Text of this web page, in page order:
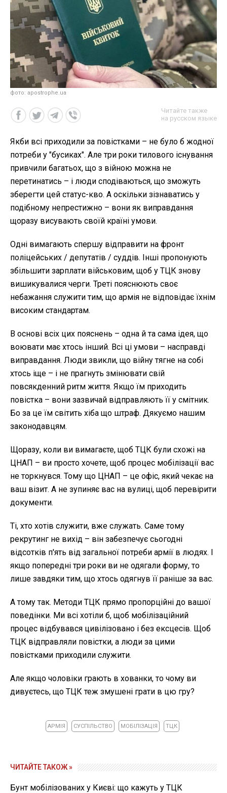
фото: apostrophe.ua
Читайте также
на русском языке
Якби всі приходили за повістками – не було б жодної
потреби у "бусиках". Але три роки тилового існування
привчили багатьох, що з війною можна не
перетинатись – і люди сподіваються, що зможуть
зберегти цей статус-кво. А оскільки зізнаватись у
подібному непрестижно – вони як виправдання
щоразу висувають своїй країні умови.
Одні вимагають спершу відправити на фронт
поліцейських / депутатів / суддів. Інші пропонують
збільшити зарплати військовим, щоб у ТЦК знову
вишикувалися черги. Треті пояснюють своє
небажання служити тим, що армія не відповідає їхнім
високим стандартам.
В основі всіх цих пояснень – одна й та сама ідея, що
воювати має хтось інший. Всі ці умови – насправді
виправдання. Люди звикли, що війну тягне на собі
хтось іще – і не прагнуть змінювати свій
повсякденний ритм життя. Якщо їм приходить
повістка – вони зазвичай відправляють її у смітник.
Бо за це їм світить хіба що штраф. Дякуємо нашим
законодавцям.
Щоразу, коли ви вимагаєте, щоб ТЦК були схожі на
ЦНАП – ви просто хочете, щоб процес мобілізації вас
не торкнувся. Тому що ЦНАП – це офіс, який чекає на
ваш візит. А не зупиняє вас на вулиці, щоб перевірити
документи.
Ті, хто хотів служити, вже служать. Саме тому
рекрутинг не вихід – він забезпечує сьогодні
відсотків п'ять від загальної потреби армії в людях. І
якщо попередні три роки ви не одягали форму, то
лише завдяки тим, що хтось одягнув її раніше за вас.
А тому так. Методи ТЦК прямо пропорційні до вашої
поведінки. Ми всі хотіли б, щоб мобілізаційний
процес відбувався цивілізовано і без ексцесів. Щоб
ТЦК відправляли повістки, а люди за цими
повістками приходили служити.
Але якщо чоловіки грають в хованки, то чому ви
дивуєтесь, що ТЦК теж змушені грати в цю гру?
АРМІЯ СУСПІЛЬСТВО МОБІЛІЗАЦІЯ ТЦК
ЧИТАЙТЕ ТАКОЖ »
Бунт мобілізованих у Києві: що кажуть у ТЦК